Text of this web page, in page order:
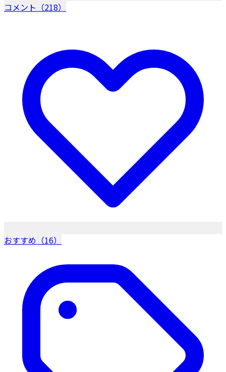
コメント（218）
おすすめ（16）